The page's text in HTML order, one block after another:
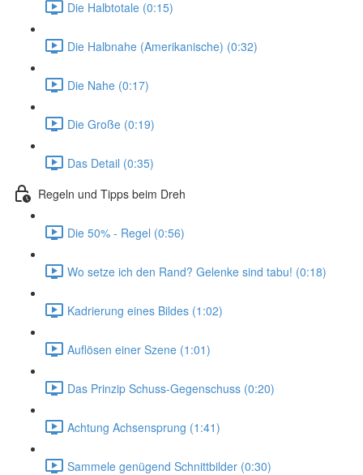
Die Halbtotale (0:15)
Die Halbnahe (Amerikanische) (0:32)
Die Nahe (0:17)
Die Große (0:19)
Das Detail (0:35)
Regeln und Tipps beim Dreh
Die 50% - Regel (0:56)
Wo setze ich den Rand? Gelenke sind tabu! (0:18)
Kadrierung eines Bildes (1:02)
Auflösen einer Szene (1:01)
Das Prinzip Schuss-Gegenschuss (0:20)
Achtung Achsensprung (1:41)
Sammele genügend Schnittbilder (0:30)